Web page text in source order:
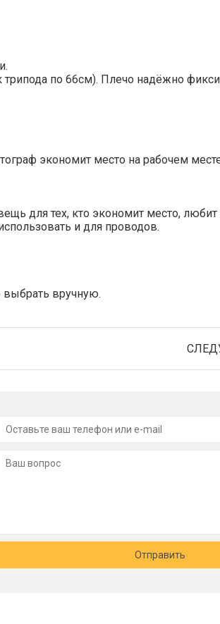
по 66см). Плечо надёжно
экономит место на рабочем
для тех, кто экономит место, любит
и для проводов.
выбрать вручную.
Отправить